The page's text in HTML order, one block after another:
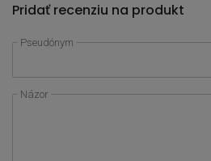
Pridať recenziu na produkt
Pseudónym
Názor